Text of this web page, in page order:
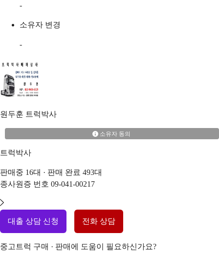
-
소유자 변경
-
원두훈 트럭박사
소유자 동의
트럭박사
판매중 16대 · 판매 완료 493대
종사원증 번호 09-041-00217
대출 상담 신청 전화 상담
중고트럭 구매 · 판매에 도움이 필요하신가요?